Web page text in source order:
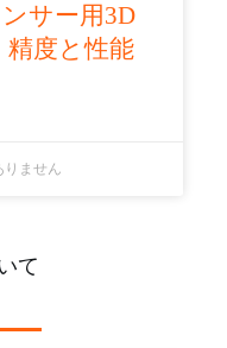
サー用3D
度と性能
りません
て